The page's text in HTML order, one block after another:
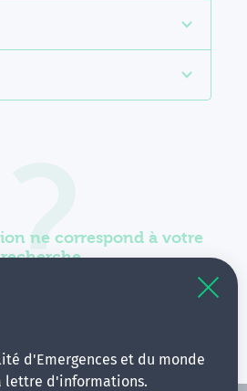
d'Emergences et du monde
lettre d'informations.
ne correspond à votre
recherche.
votre requête en élargissant